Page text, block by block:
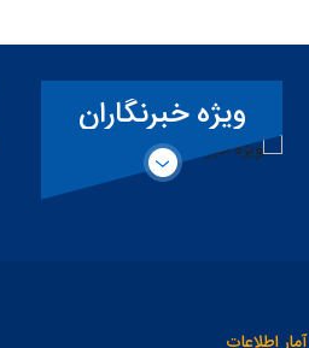
ویژه خبرنگاران